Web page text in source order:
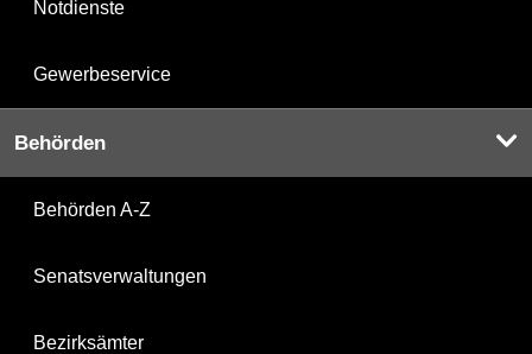
Notdienste
Gewerbeservice
Behörden
Behörden A-Z
Senatsverwaltungen
Bezirksämter